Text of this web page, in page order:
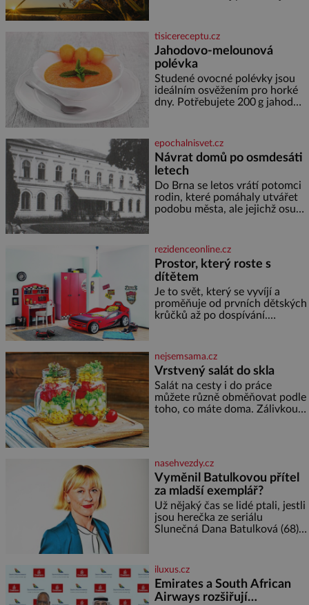
lodě, zapisovat první texty a
inspiroval řadu pověstí. Tato
skromná, ale užitečná rostlina
provází člověka už tisíce let.
Většina lidí vnímá rákos jen jako
obyčejnou kulisu letního
koupání. Stačí se však podívat
tisicereceptu.cz
Jahodovo-melounová
polévka
Studené ovocné polévky jsou
ideálním osvěžením pro horké
dny. Potřebujete 200 g jahod
cukru krystal 1 lžíci medu 200 g
zakysané sm
epochalnisvet.cz
Návrat domů po osmdesáti
letech
Do Brna se letos vrátí potomci
rodin, které pomáhaly utvářet
podobu města, ale jejichž osudy
Placzek, Löw-Beer, Fuhrmann,
Kohn a Stiassni se stanou
jednou z hlavních
dramaturgických linií festivalu
židovské kultury ŠTETL FEST
2026. Některé návraty nejsou
jednoduché. Místa, která si
rezidenceonline.cz
Prostor, který roste s
dítětem
Je to svět, který se vyvíjí a
proměňuje od prvních dětských
krůčků až po dospívání.
soustředění i odpočinek a
reaguje na každou etapu života
a specifické potřeby dítěte. Pro
nejmenší je klíčová
jednoduchost, měkkost a
bezpečí, proto by pokoj
nejsemsama.cz
Vrstvený salát do skla
Salát na cesty i do práce
můžete různě obměňovat podle
toho, co máte doma. Zálivkou
nebo jiného salátu (římský salát,
polníček…) ✿ 1 malá konzerva
kukuřice ✿ ½ okurky ✿ 2
rajčata Zálivka: ✿ 4 lžíce
olivového oleje ✿ 1 lžíci
citronové šťávy ✿ ½ stroužku
nasehvezdy.cz
Vyměnil Batulkovou přítel
za mladší exemplář?
Už nějaký čas se lidé ptali, jestli
jsou herečka ze seriálu
Slunečná Dana Batulková (68) a
od sebe přítele od samého
začátku odhán
iluxus.cz
Emirates a South African
Airways rozšiřují